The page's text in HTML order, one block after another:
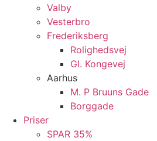
Valby
Vesterbro
Frederiksberg
Rolighedsvej
Gl. Kongevej
Aarhus
M. P Bruuns Gade
Borggade
Priser
SPAR 35%